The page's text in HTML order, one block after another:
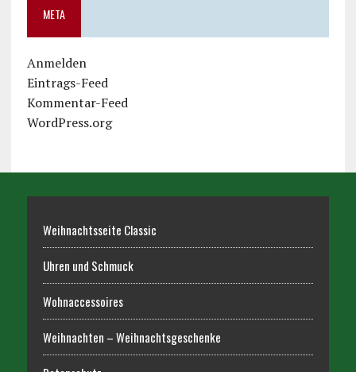
META
Anmelden
Eintrags-Feed
Kommentar-Feed
WordPress.org
Weihnachtsseite Classic
Uhren und Schmuck
Wohnaccessoires
Weihnachten – Weihnachtsgeschenke